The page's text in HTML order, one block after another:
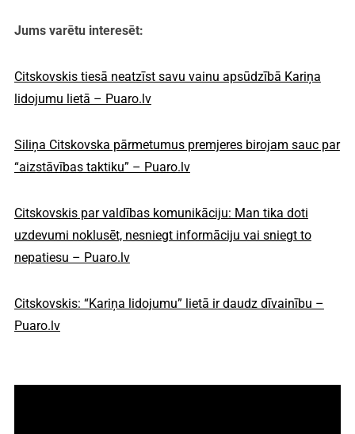
Jums varētu interesēt:
Citskovskis tiesā neatzīst savu vainu apsūdzībā Kariņa
lidojumu lietā – Puaro.lv
Siliņa Citskovska pārmetumus premjeres birojam sauc par
“aizstāvības taktiku” – Puaro.lv
Citskovskis par valdības komunikāciju: Man tika doti
uzdevumi noklusēt, nesniegt informāciju vai sniegt to
nepatiesu – Puaro.lv
Citskovskis: “Kariņa lidojumu” lietā ir daudz dīvainību –
Puaro.lv